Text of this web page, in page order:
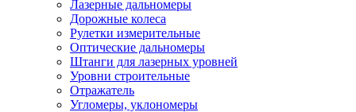
Лазерные дальномеры
Дорожные колеса
Рулетки измерительные
Оптические дальномеры
Штанги для лазерных уровней
Уровни строительные
Отражатель
Угломеры, уклономеры